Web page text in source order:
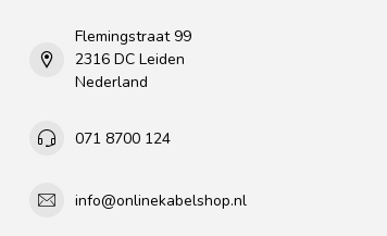
Flemingstraat 99
2316 DC Leiden
Nederland
071 8700 124
info@onlinekabelshop.nl